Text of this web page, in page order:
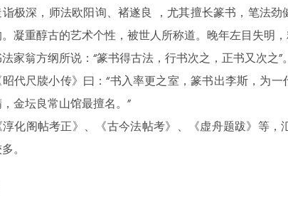
极深，师法欧阳询、褚遂良 ，尤其擅长篆书，笔法
凝重醇古的艺术个性，被世人所称道。晚年左目失明，
家翁方纲所说：“篆书得古法，行书次之，正书又次之”。
代尺牍小传》曰：“书入率更之室，篆书出李斯，为
金坛良常山馆最擅名。”
化阁帖考正》、《古今法帖考》、《虚舟题跋》等，
。